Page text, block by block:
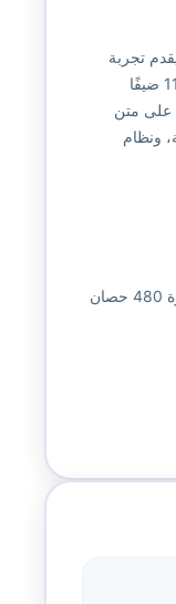
تجربة
استئجار لا تُنسى ليوم أو أسبوع لما يصل إلى 11 ضيفًا
على متن
ونظام
2x VOLVO PENTA IPS 650 بقوة 480 حصان